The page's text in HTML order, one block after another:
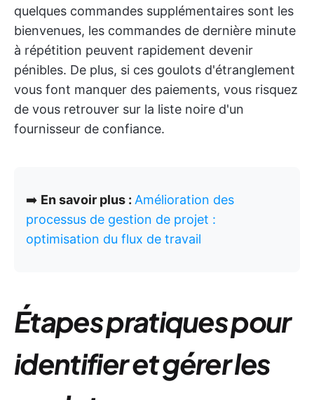
quelques commandes supplémentaires sont les
bienvenues, les commandes de dernière minute
à répétition peuvent rapidement devenir
pénibles. De plus, si ces goulots d'étranglement
vous font manquer des paiements, vous risquez
de vous retrouver sur la liste noire d'un
fournisseur de confiance.
➡️ En savoir plus : Amélioration des
processus de gestion de projet :
optimisation du flux de travail
Étapes pratiques pour
identifier et gérer les